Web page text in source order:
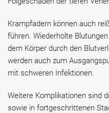
Krampfadern können auch
führen. Wiederholte
dem Körper durch den
werden auch zum
mit schweren Infektionen.
Weitere Komplikationen sind
sowie in fortgeschrittenen